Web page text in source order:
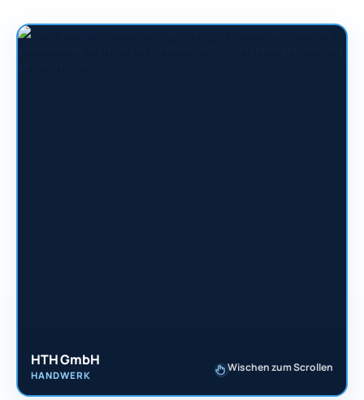
HTH GmbH
HANDWERK
Wischen zum Scrollen